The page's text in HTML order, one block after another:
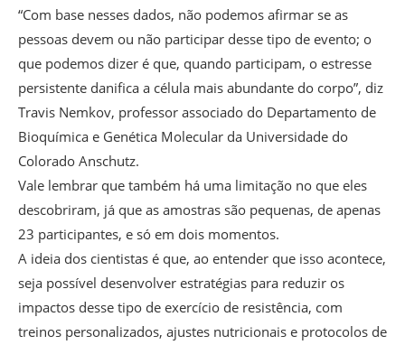
“Com base nesses dados, não podemos afirmar se as
pessoas devem ou não participar desse tipo de evento; o
que podemos dizer é que, quando participam, o estresse
persistente danifica a célula mais abundante do corpo”, diz
Travis Nemkov, professor associado do Departamento de
Bioquímica e Genética Molecular da Universidade do
Colorado Anschutz.
Vale lembrar que também há uma limitação no que eles
descobriram, já que as amostras são pequenas, de apenas
23 participantes, e só em dois momentos.
A ideia dos cientistas é que, ao entender que isso acontece,
seja possível desenvolver estratégias para reduzir os
impactos desse tipo de exercício de resistência, com
treinos personalizados, ajustes nutricionais e protocolos de